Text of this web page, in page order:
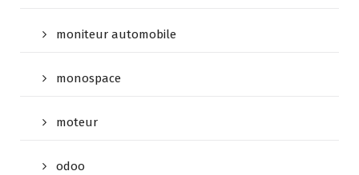
moniteur automobile
monospace
moteur
odoo